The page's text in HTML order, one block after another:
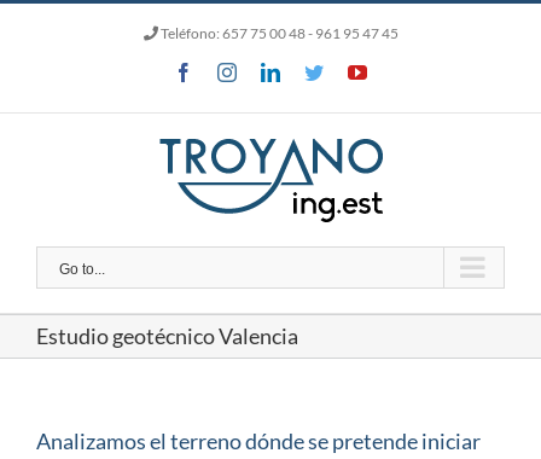
Teléfono: 657 75 00 48- 961 95 47 45
FacebookInstagramLinkedIn
TwitterYouTube
Go to...
Estudio geotécnico Valencia
Analizamos el terreno dónde se pretende iniciar